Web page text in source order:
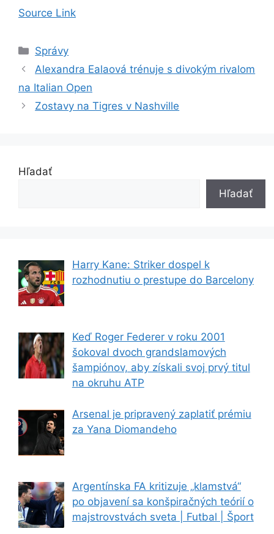
Source Link
Kategórie
Správy
Alexandra Ealaová trénuje s divokým rivalom
na Italian Open
Zostavy na Tigres v Nashville
Hľadať
Hľadať
Harry Kane: Striker dospel k
rozhodnutiu o prestupe do Barcelony
Keď Roger Federer v roku 2001
šokoval dvoch grandslamových
šampiónov, aby získali svoj prvý titul
na okruhu ATP
Arsenal je pripravený zaplatiť prémiu
za Yana Diomandeho
Argentínska FA kritizuje „klamstvá“
po objavení sa konšpiračných teórií o
majstrovstvách sveta | Futbal | Šport